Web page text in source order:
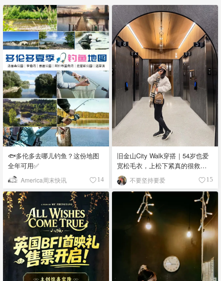
🐟多伦多去哪儿钓鱼？这份地图
全年可用✅
America周末快讯 14
旧金山City Walk穿搭｜54岁也爱
宽松毛衣，上松下紧真的很救比
例
不要坚持要爱 15